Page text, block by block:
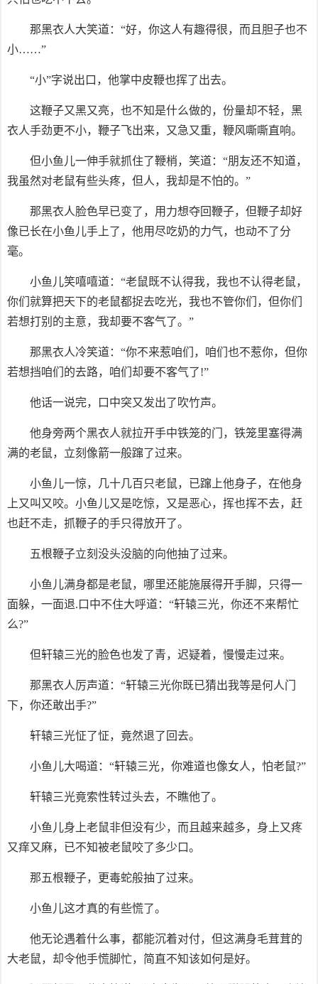
那黑衣人大笑道：“好，你这人有趣得很，而且胆子也不
小……”
“小”字说出口，他掌中皮鞭也挥了出去。
这鞭子又黑又亮，也不知是什么做的，份量却不轻，黑
衣人手劲更不小，鞭子飞出来，又急又重，鞭风嘶嘶直响。
但小鱼儿一伸手就抓住了鞭梢，笑道：“朋友还不知道，
我虽然对老鼠有些头疼，但人，我却是不怕的。”
那黑衣人脸色早已变了，用力想夺回鞭子，但鞭子却好
像已长在小鱼儿手上了，他用尽吃奶的力气，也动不了分
毫。
小鱼儿笑嘻嘻道：“老鼠既不认得我，我也不认得老鼠，
你们就算把天下的老鼠都捉去吃光，我也不管你们，但你们
若想打别的主意，我却要不客气了。”
那黑衣人冷笑道：“你不来惹咱们，咱们也不惹你，但你
若想挡咱们的去路，咱们却要不客气了!”
他话一说完，口中突又发出了吹竹声。
他身旁两个黑衣人就拉开手中铁笼的门，铁笼里塞得满
满的老鼠，立刻像箭一般蹿了过来。
小鱼儿一惊，几十几百只老鼠，已蹿上他身子，在他身
上又叫又咬。小鱼儿又是吃惊，又是恶心，挥也挥不去，赶
也赶不走，抓鞭子的手只得放开了。
五根鞭子立刻没头没脑的向他抽了过来。
小鱼儿满身都是老鼠，哪里还能施展得开手脚，只得一
面躲，一面退.口中不住大呼道：“轩辕三光，你还不来帮忙
么?”
但轩辕三光的脸色也发了青，迟疑着，慢慢走过来。
那黑衣人厉声道：“轩辕三光你既已猜出我等是何人门
下，你还敢出手?”
轩辕三光怔了怔，竟然退了回去。
小鱼儿大喝道：“轩辕三光，你难道也像女人，怕老鼠?”
轩辕三光竟索性转过头去，不瞧他了。
小鱼儿身上老鼠非但没有少，而且越来越多，身上又疼
又痒又麻，已不知被老鼠咬了多少口。
那五根鞭子，更毒蛇般抽了过来。
小鱼儿这才真的有些慌了。
他无论遇着什么事，都能沉着对付，但这满身毛茸茸的
大老鼠，却令他手慌脚忙，简直不知该如何是好。